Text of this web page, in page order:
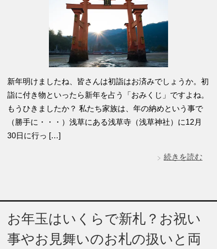
新年明けましたね、皆さんは初詣はお済みでしょうか。初
詣に付き物といったら新年を占う「おみくじ」ですよね。
もうひきましたか？ 私たち家族は、年の納めという事で
（勝手に・・・）浅草にある浅草寺（浅草神社）に12月
30日に行っ […]
続きを読む
お年玉はいくらで新札？お祝い
事やお見舞いのお札の扱いと両